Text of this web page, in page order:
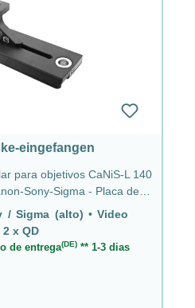
eingefangen
para objetivos CaNiS-L 140
Sony-Sigma - Placa de
x QD
/ Sigma (alto) • Video
2 x QD
de entrega(DE)** 1-3 dias